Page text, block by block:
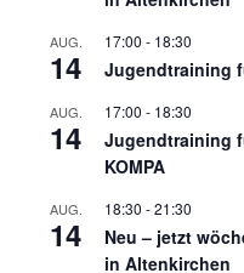
AUG.
14
17:00 - 18:30
Jugendtraining
AUG.
14
17:00 - 18:30
Jugendtraining
KOMPA
AUG.
14
18:30 -21:30
Neu – jetzt
in Altenkirchen